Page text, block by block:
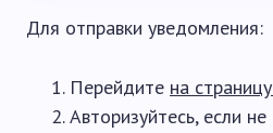
Для отправки уведомления:
Перейдите на
Авторизуйтесь, если